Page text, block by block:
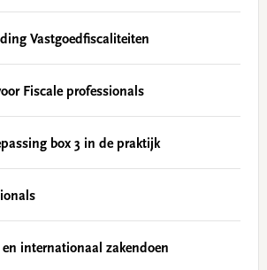
Vastgoedfiscaliteiten
Fiscale professionals
box 3 in de praktijk
internationaal zakendoen